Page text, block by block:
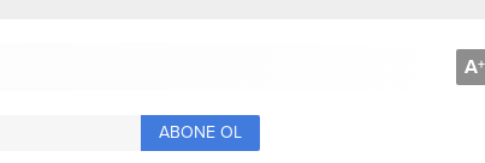
A+
ABONE OL